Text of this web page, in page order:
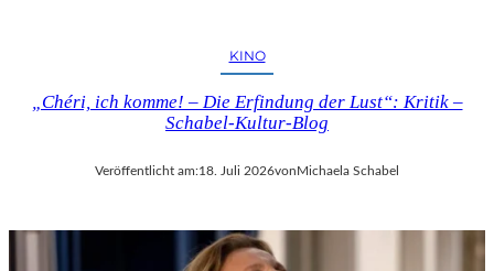
KINO
„Chéri, ich komme! – Die Erfindung der Lust“: Kritik –
Schabel-Kultur-Blog
Veröffentlicht am:18. Juli 2026vonMichaela Schabel